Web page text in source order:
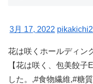
3月 17, 2022
花は咲くホールディ
【花は咲く、包美餃
した。,#食物繊維,#糖